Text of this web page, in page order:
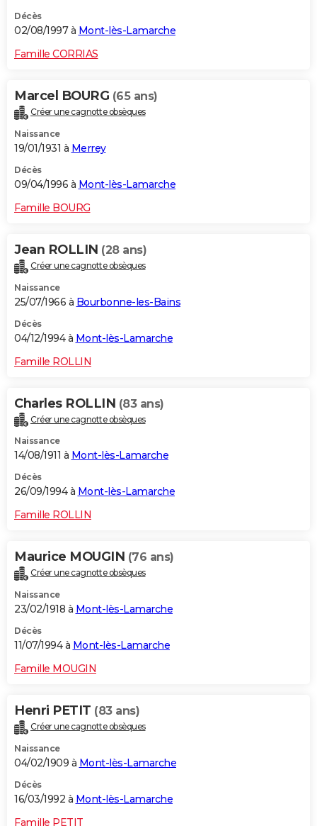
Décès
02/08/1997 à Mont-lès-Lamarche
Famille CORRIAS
Marcel BOURG (65 ans)
Créer une cagnotte obsèques
Naissance
19/01/1931 à Merrey
Décès
09/04/1996 à Mont-lès-Lamarche
Famille BOURG
Jean ROLLIN (28 ans)
Créer une cagnotte obsèques
Naissance
25/07/1966 à Bourbonne-les-Bains
Décès
04/12/1994 à Mont-lès-Lamarche
Famille ROLLIN
Charles ROLLIN (83 ans)
Créer une cagnotte obsèques
Naissance
14/08/1911 à Mont-lès-Lamarche
Décès
26/09/1994 à Mont-lès-Lamarche
Famille ROLLIN
Maurice MOUGIN (76 ans)
Créer une cagnotte obsèques
Naissance
23/02/1918 à Mont-lès-Lamarche
Décès
11/07/1994 à Mont-lès-Lamarche
Famille MOUGIN
Henri PETIT (83 ans)
Créer une cagnotte obsèques
Naissance
04/02/1909 à Mont-lès-Lamarche
Décès
16/03/1992 à Mont-lès-Lamarche
Famille PETIT